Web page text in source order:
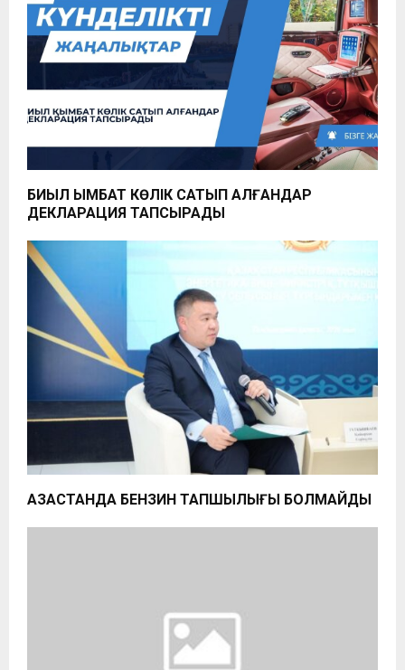
БИЫЛ ҚЫМБАТ КӨЛІК САТЫП АЛҒАНДАР
ДЕКЛАРАЦИЯ ТАПСЫРАДЫ
ҚАЗАҚСТАНДА БЕНЗИН ТАПШЫЛЫҒЫ БОЛМАЙДЫ